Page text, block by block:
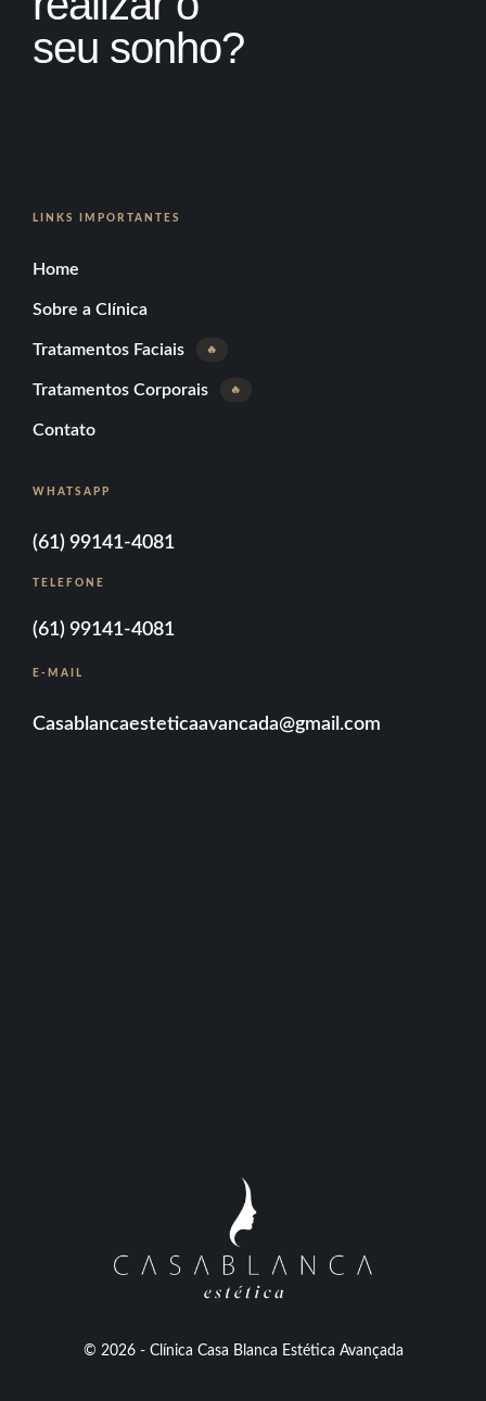
seu sonho?
LINKS IMPORTANTES
Home
Sobre a Clínica
Tratamentos Faciais 🔥
Tratamentos Corporais 🔥
Contato
WHATSAPP
(61) 99141-4081
TELEFONE
(61) 99141-4081
E-MAIL
Casablancaesteticaavancada@gmail.com
© 2026 - Clínica Casa Blanca Estética Avançada